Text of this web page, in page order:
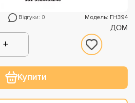
Відгуки: 0 Модель: ГН394
ДОМ
Купити